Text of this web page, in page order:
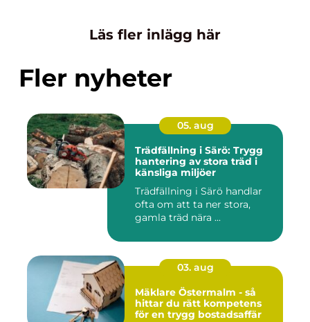
Läs fler inlägg här
Fler nyheter
05. aug
Trädfällning i Särö: Trygg
hantering av stora träd i
känsliga miljöer
Trädfällning i Särö handlar
ofta om att ta ner stora,
gamla träd nära ...
03. aug
Mäklare Östermalm - så
hittar du rätt kompetens
för en trygg bostadsaffär